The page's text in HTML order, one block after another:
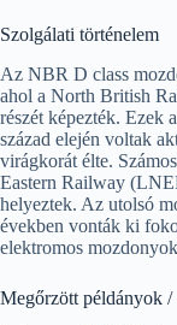
Szolgálati történelem
Az NBR D class
ahol a North British
részét képezték. Ezek
század elején voltak
virágkorát élte.
Eastern Railway
helyeztek. Az utolsó
években vonták ki
elektromos
Megőrzött példányok /